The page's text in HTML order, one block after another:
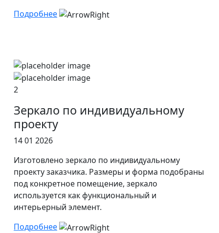
Подробнее
2
Зеркало по индивидуальному
проекту
14 01 2026
Изготовлено зеркало по индивидуальному
проекту заказчика. Размеры и форма подобраны
под конкретное помещение, зеркало
используется как функциональный и
интерьерный элемент.
Подробнее